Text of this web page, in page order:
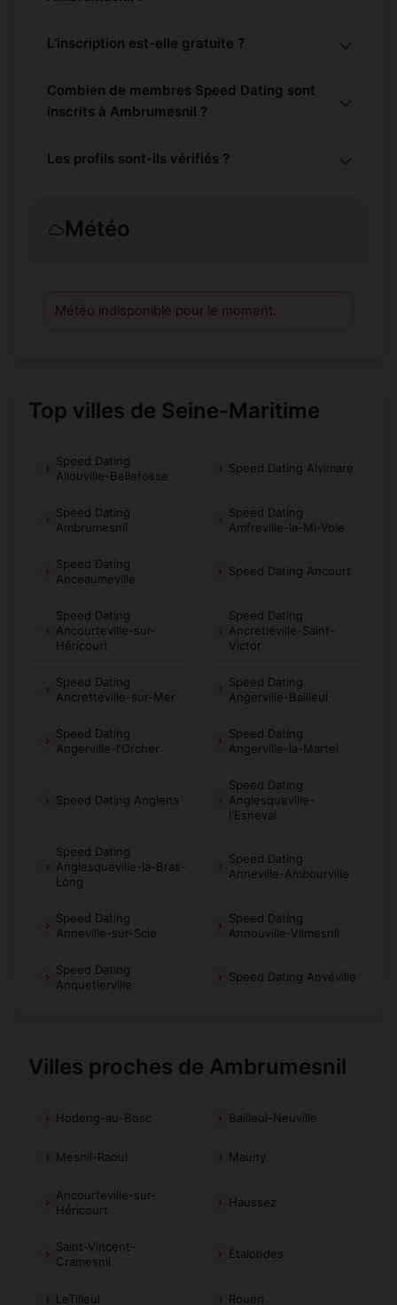
L'inscription est-elle gratuite ?
Combien de membres Speed Dating sont
inscrits à Ambrumesnil ?
Les profils sont-ils vérifiés ?
Météo
Météo indisponible pour le moment.
Top villes de Seine-Maritime
Speed Dating
Allouville-Bellefosse
Speed Dating Alvimare
Speed Dating
Ambrumesnil
Speed Dating
Amfreville-la-Mi-Voie
Speed Dating
Anceaumeville
Speed Dating Ancourt
Speed Dating
Ancourteville-sur-
Héricourt
Speed Dating
Ancretiéville-Saint-
Victor
Speed Dating
Ancretteville-sur-Mer
Speed Dating
Angerville-Bailleul
Speed Dating
Angerville-l'Orcher
Speed Dating
Angerville-la-Martel
Speed Dating Angiens
Speed Dating
Anglesqueville-
l'Esneval
Speed Dating
Anglesqueville-la-Bras-
Long
Speed Dating
Anneville-Ambourville
Speed Dating
Anneville-sur-Scie
Speed Dating
Annouville-Vilmesnil
Speed Dating
Anquetierville
Speed Dating Anvéville
Villes proches de Ambrumesnil
Hodeng-au-Bosc Bailleul-Neuville
Mesnil-Raoul Mauny
Ancourteville-sur-
Héricourt
Haussez
Saint-Vincent-
Cramesnil
Étalondes
LeTilleul Rouen